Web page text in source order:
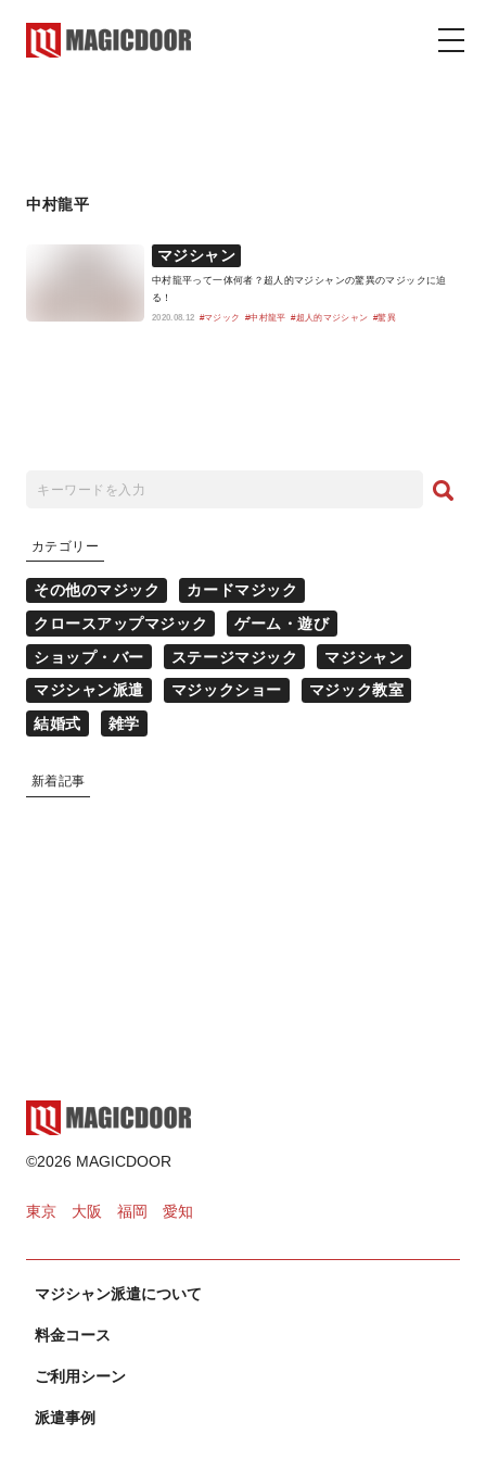
中村龍平
マジシャン
中村龍平って一体何者？超人的マジシャンの驚異のマジックに迫
る！
2020.08.12 #マジック #中村龍平 #超人的マジシャン #驚異
カテゴリー
その他のマジック
カードマジック
クロースアップマジック
ゲーム・遊び
ショップ・バー
ステージマジック
マジシャン
マジシャン派遣
マジックショー
マジック教室
結婚式
雑学
新着記事
©2026 MAGICDOOR
東京 大阪 福岡 愛知
マジシャン派遣について
料金コース
ご利用シーン
派遣事例